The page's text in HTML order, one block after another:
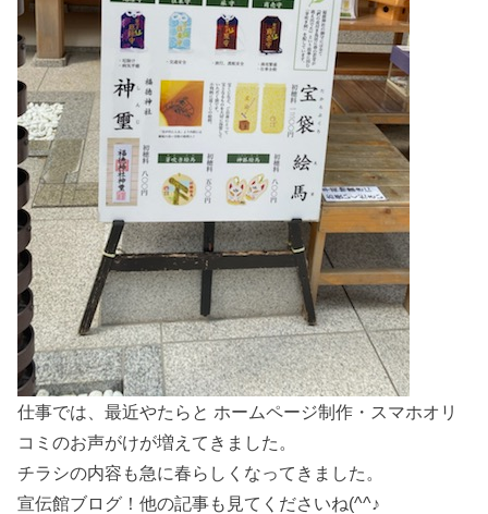
仕事では、最近やたらと ホームページ制作・スマホオリ
コミのお声がけが増えてきました。
チラシの内容も急に春らしくなってきました。
宣伝館ブログ！他の記事も見てくださいね(^^♪